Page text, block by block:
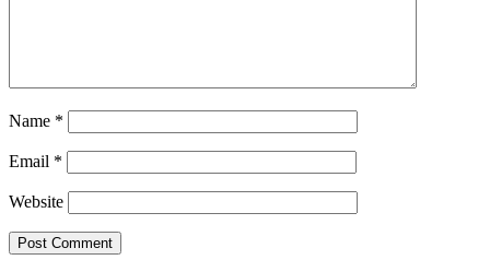
Email*
Website
tech